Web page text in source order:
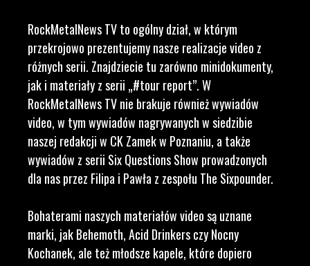
RockMetalNews TV to ogólny dział, w którym
przekrojowo prezentujemy nasze realizacje video z
różnych serii. Znajdziecie tu zarówno minidokumenty,
jak i materiały z serii „#tour report”. W
RockMetalNews TV nie brakuje również wywiadów
video, w tym wywiadów nagrywanych w siedzibie
naszej redakcji w CK Zamek w Poznaniu, a także
wywiadów z serii Six Questions Show prowadzonych
dla nas przez Filipa i Pawła z zespołu The Sixpounder.
Bohaterami naszych materiałów video są uznane
marki, jak Behemoth, Acid Drinkers czy Nocny
Kochanek, ale też młodsze kapele, które dopiero